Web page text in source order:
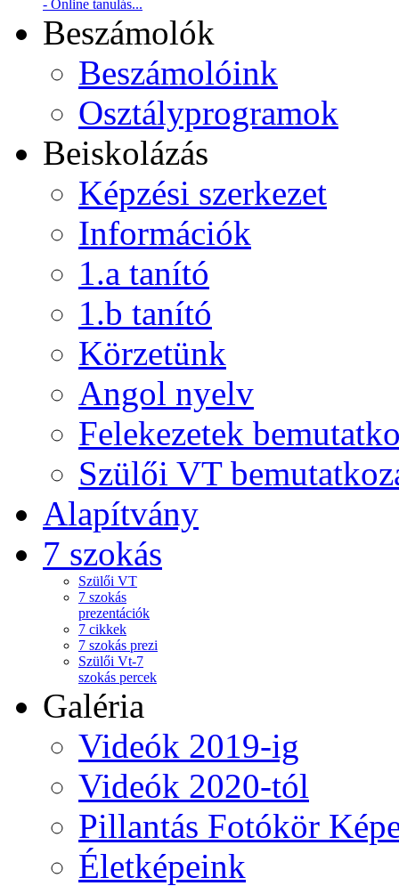
- Online tanulás...
Beszámolók
Beszámolóink
Osztályprogramok
Beiskolázás
Képzési szerkezet
Információk
1.a tanító
1.b tanító
Körzetünk
Angol nyelv
Felekezetek
Szülői VT
Alapítvány
7 szokás
Szülői VT
7 szokás
prezentációk
7 cikkek
7 szokás prezi
Szülői Vt-7
szokás percek
Galéria
Videók 2019-ig
Videók 2020-tól
Pillantás Fotókör
Életképeink